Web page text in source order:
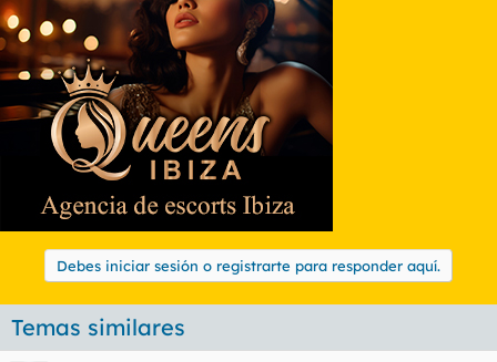
Debes iniciar sesión o registrarte para responder aquí.
Temas similares